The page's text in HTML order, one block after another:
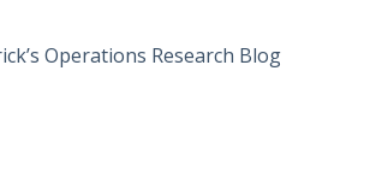
Operations Research Blog